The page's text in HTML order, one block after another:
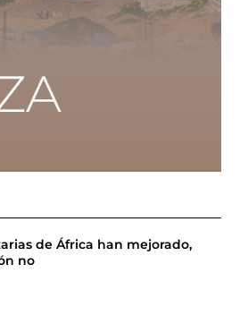
de África han mejorado,
no